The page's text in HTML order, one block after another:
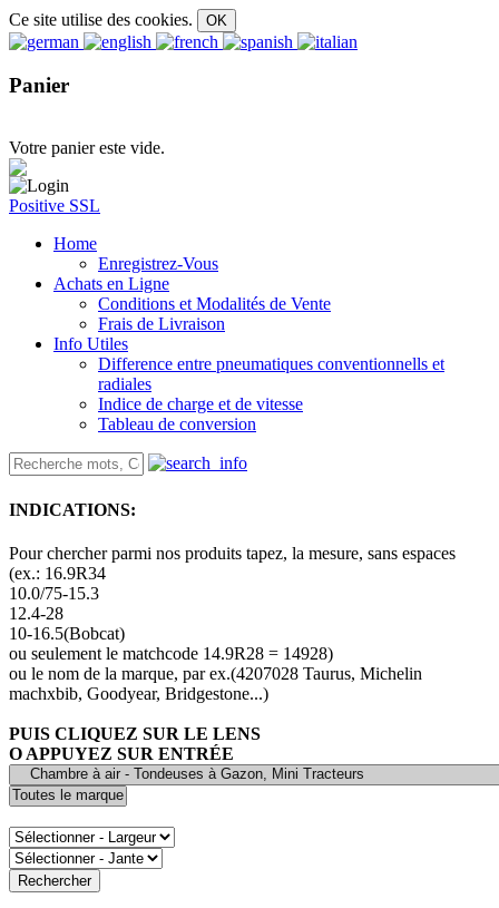
Ce site utilise des cookies.
Panier
Votre panier este vide.
Positive SSL
Home
Enregistrez-Vous
Achats en Ligne
Conditions et Modalités de Vente
Frais de Livraison
Info Utiles
Difference entre pneumatiques conventionnells et
radiales
Indice de charge et de vitesse
Tableau de conversion
INDICATIONS:
Pour chercher parmi nos produits tapez, la mesure, sans espaces
(ex.: 16.9R34
10.0/75-15.3
12.4-28
10-16.5(Bobcat)
ou seulement le matchcode 14.9R28 = 14928)
ou le nom de la marque, par ex.(4207028 Taurus, Michelin
machxbib, Goodyear, Bridgestone...)
PUIS CLIQUEZ SUR LE LENS
O APPUYEZ SUR ENTRÉE